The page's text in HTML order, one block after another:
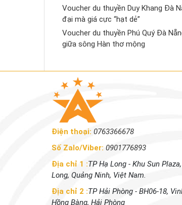
Voucher du thuyền Duy Khang Đà
đại mà giá cực “hạt dẻ”
Voucher du thuyền Phú Quý Đà
giữa sông Hàn thơ mộng
Điện thoại: 0763366678
Số Zalo/Viber: 0901776893
Địa chỉ 1 :TP Hạ Long - Khu Sun
Long, Quảng Ninh, Việt Nam.
Địa chỉ 2 :TP Hải Phòng - BH06-18,
Hồng Bàng, Hải Phòng